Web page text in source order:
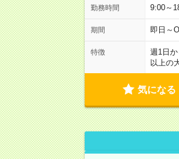
勤務時間 9:00～
期間 即日～
特徴 週1日
以上の
気になる